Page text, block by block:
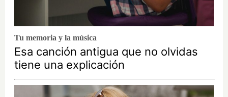
Tu memoria y la música
Esa canción antigua que no olvidas
tiene una explicación